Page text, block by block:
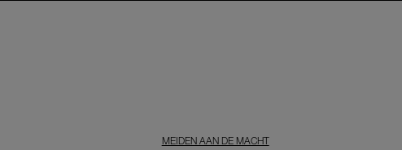
MEIDEN AAN DE MACHT